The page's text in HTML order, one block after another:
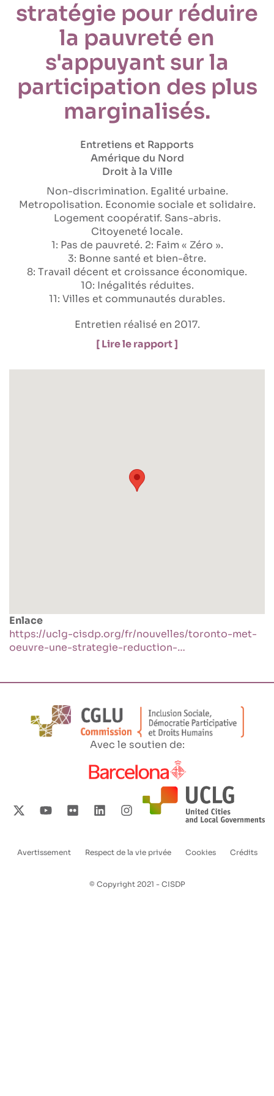
stratégie pour réduire
la pauvreté en
s'appuyant sur la
participation des plus
marginalisés.
Entretiens et Rapports
Amérique du Nord
Droit à la Ville
Non-discrimination Egalité urbaine
Metropolisation Economie sociale et solidaire
Logement coopératif Sans-abris
Citoyeneté locale
1: Pas de pauvreté 2: Faim « Zéro »
3: Bonne santé et bien-être
8: Travail décent et croissance économique
10: Inégalités réduites
11: Villes et communautés durables
Entretien réalisé en 2017.
[ Lire le rapport ]
Enlace
https://uclg-cisdp.org/fr/nouvelles/toronto-met-
oeuvre-une-strategie-reduction-…
Avec le soutien de:
Avertissement Respect de la vie privée Cookies Crédits
© Copyright 2021 - CISDP